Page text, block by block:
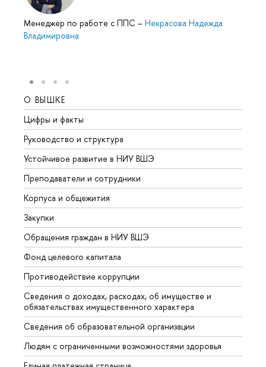
Менеджер по работе с ППС – Некрасова Надежда
Владимировна
О ВЫШКЕ
Цифры и факты
Руководство и структура
Устойчивое развитие в НИУ ВШЭ
Преподаватели и сотрудники
Корпуса и общежития
Закупки
Обращения граждан в НИУ ВШЭ
Фонд целевого капитала
Противодействие коррупции
Сведения о доходах, расходах, об имуществе и
обязательствах имущественного характера
Сведения об образовательной организации
Людям с ограниченными возможностями здоровья